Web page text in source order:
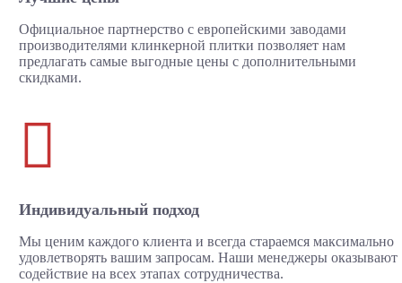
Официальное партнерство с европейскими заводами
производителями клинкерной плитки позволяет нам
предлагать самые выгодные цены с дополнительными
скидками.

Индивидуальный подход
Мы ценим каждого клиента и всегда стараемся максимально
удовлетворять вашим запросам. Наши менеджеры оказывают
содействие на всех этапах сотрудничества.